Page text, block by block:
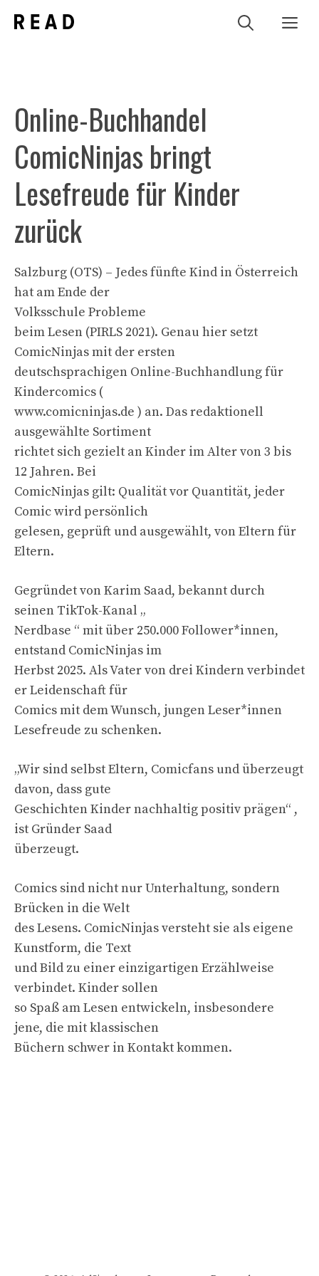
Inhalt
Online-Buchhandel
ComicNinjas bringt
Lesefreude für Kinder
zurück
Salzburg (OTS) – Jedes fünfte Kind in Österreich
hat am Ende der
Volksschule Probleme
beim Lesen (PIRLS 2021). Genau hier setzt
ComicNinjas mit der ersten
deutschsprachigen Online-Buchhandlung für
Kindercomics (
www.comicninjas.de ) an. Das redaktionell
ausgewählte Sortiment
richtet sich gezielt an Kinder im Alter von 3 bis
12 Jahren. Bei
ComicNinjas gilt: Qualität vor Quantität, jeder
Comic wird persönlich
gelesen, geprüft und ausgewählt, von Eltern für
Eltern.
Gegründet von Karim Saad, bekannt durch
seinen TikTok-Kanal „
Nerdbase “ mit über 250.000 Follower*innen,
entstand ComicNinjas im
Herbst 2025. Als Vater von drei Kindern verbindet
er Leidenschaft für
Comics mit dem Wunsch, jungen Leser*innen
Lesefreude zu schenken.
„Wir sind selbst Eltern, Comicfans und überzeugt
davon, dass gute
Geschichten Kinder nachhaltig positiv prägen“ ,
ist Gründer Saad
überzeugt.
Comics sind nicht nur Unterhaltung, sondern
Brücken in die Welt
des Lesens. ComicNinjas versteht sie als eigene
Kunstform, die Text
und Bild zu einer einzigartigen Erzählweise
verbindet. Kinder sollen
so Spaß am Lesen entwickeln, insbesondere
jene, die mit klassischen
Büchern schwer in Kontakt kommen.